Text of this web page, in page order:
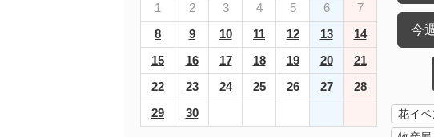
1 2 3 4 5 6
7
8
9 10 11 12 13
14
15
16 17 18 19 20
21
22
23 24 25 26 27
28
29
30
今
花イベ